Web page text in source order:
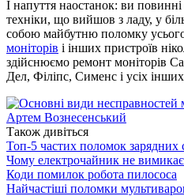
І напуття наостанок: ви
техніки, що вийшов з ладу, у
собою майбутню поломку
моніторів і інших пристроїв
здійснюємо ремонт моніторів
Дел, Філіпс, Сименс і усіх
Артем Вознесенський
Також дивіться
Топ-5 частих поломок зарядних
Чому електрочайник не
Коди помилок робота пилососа
Найчастіші поломки